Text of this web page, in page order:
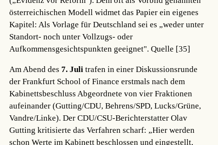
österreichischen Modell widmet das Papier ein eigenes
Kapitel: Als Vorlage für Deutschland sei es „weder unter
Standort- noch unter Vollzugs- oder
Aufkommensgesichtspunkten geeignet".Quelle [35]
Am Abend des 7. Juli trafen in einer Diskussionsrunde
der Frankfurt School of Finance erstmals nach dem
Kabinettsbeschluss Abgeordnete von vier Fraktionen
aufeinander (Gutting/CDU, Behrens/SPD, Lucks/Grüne,
Vandre/Linke). Der CDU/CSU-Berichterstatter Olav
Gutting kritisierte das Verfahren scharf: „Hier werden
schon Werte im Kabinett beschlossen und eingestellt,